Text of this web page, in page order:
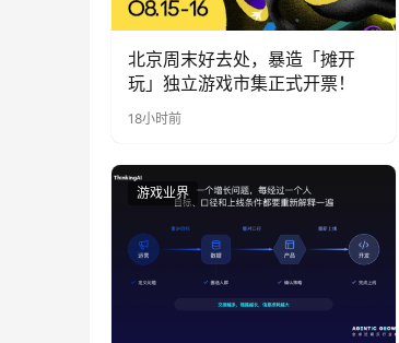
北京周末好去处，暴造「摊开
玩」独立游戏市集正式开票！
18小时前
游戏业界